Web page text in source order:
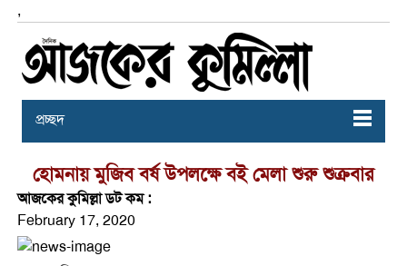
,
প্রচ্ছদ
হোমনায় মুজিব বর্ষ উপলক্ষে বই মেলা শুরু শুক্রবার
আজকের কুমিল্লা ডট কম :
February 17, 2020